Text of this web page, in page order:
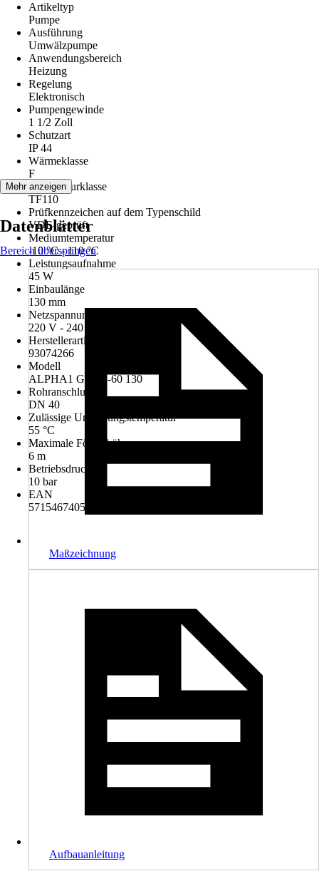
Artikeltyp
Pumpe
Ausführung
Umwälzpumpe
Anwendungsbereich
Heizung
Regelung
Elektronisch
Pumpengewinde
1 1/2 Zoll
Schutzart
IP 44
Wärmeklasse
F
Temperaturklasse
TF110
Prüfkennzeichen auf dem Typenschild
VDE-geprüft
Mediumtemperatur
-10 °C - 110 °C
Leistungsaufnahme
45 W
Einbaulänge
130 mm
Netzspannung
220 V - 240 V
Herstellerartikelnummer
93074266
Modell
ALPHA1 GO 25-60 130
Rohranschluss
DN 40
Zulässige Umgebungstemperatur
55 °C
Maximale Förderhöhe
6 m
Betriebsdruck
10 bar
EAN
5715467405040
Mehr anzeigen
Datenblätter
Bereich überspringen
Maßzeichnung
Aufbauanleitung